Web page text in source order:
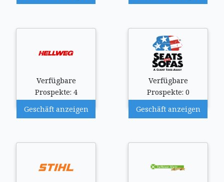
Verfügbare
Prospekte: 4
Geschäft anzeigen
Verfügbare
Prospekte: 0
Geschäft anzeigen